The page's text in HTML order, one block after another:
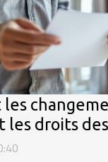
les
les droits